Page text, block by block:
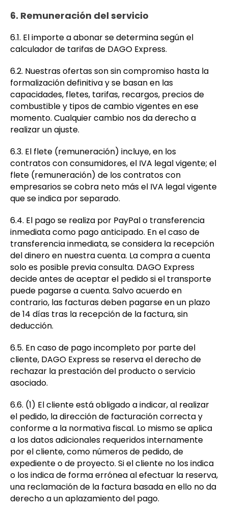
6. Remuneración del servicio
6.1. El importe a abonar se determina según el
calculador de tarifas de DAGO Express.
6.2. Nuestras ofertas son sin compromiso hasta la
formalización definitiva y se basan en las
capacidades, fletes, tarifas, recargos, precios de
combustible y tipos de cambio vigentes en ese
momento. Cualquier cambio nos da derecho a
realizar un ajuste.
6.3. El flete (remuneración) incluye, en los
contratos con consumidores, el IVA legal vigente; el
flete (remuneración) de los contratos con
empresarios se cobra neto más el IVA legal vigente
que se indica por separado.
6.4. El pago se realiza por PayPal o transferencia
inmediata como pago anticipado. En el caso de
transferencia inmediata, se considera la recepción
del dinero en nuestra cuenta. La compra a cuenta
solo es posible previa consulta. DAGO Express
decide antes de aceptar el pedido si el transporte
puede pagarse a cuenta. Salvo acuerdo en
contrario, las facturas deben pagarse en un plazo
de 14 días tras la recepción de la factura, sin
deducción.
6.5. En caso de pago incompleto por parte del
cliente, DAGO Express se reserva el derecho de
rechazar la prestación del producto o servicio
asociado.
6.6. (1) El cliente está obligado a indicar, al realizar
el pedido, la dirección de facturación correcta y
conforme a la normativa fiscal. Lo mismo se aplica
a los datos adicionales requeridos internamente
por el cliente, como números de pedido, de
expediente o de proyecto. Si el cliente no los indica
o los indica de forma errónea al efectuar la reserva,
una reclamación de la factura basada en ello no da
derecho a un aplazamiento del pago.